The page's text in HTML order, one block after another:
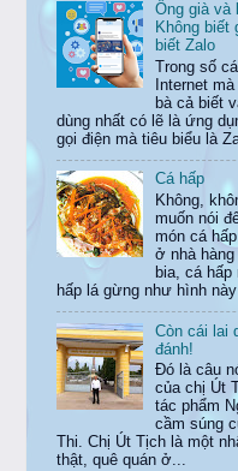
Ông già và
Không biết
biết Zalo
Trong số
Internet
bà cả biết
dùng nhất có lẽ là ứng
gọi điện mà tiêu biểu là
Cá hấp
Không,
muốn nói
món cá
ở nhà
bia, cá hấp
hấp lá gừng như hình
Còn cái lai
đánh!
Đó là câu
của chị Út
tác phẩm
cầm súng
Thi. Chị Út Tịch là một
thật, quê quán ở...